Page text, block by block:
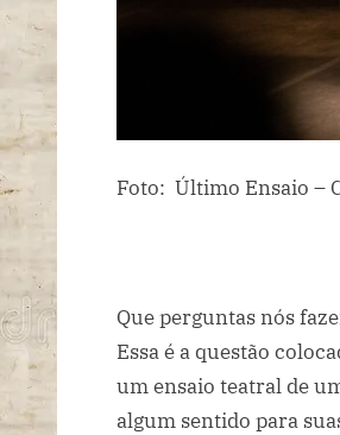
Foto: Último Ensaio –
Que perguntas nós
Essa é a questão
um ensaio teatral de
algum sentido para